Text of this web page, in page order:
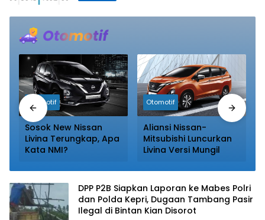
Otomotif
Sosok New Nissan
Livina Terungkap, Apa
Kata NMI?
Otomotif
Aliansi Nissan-
Mitsubishi Luncurkan
Livina Versi Mungil
DPP P2B Siapkan Laporan ke Mabes Polri
dan Polda Kepri, Dugaan Tambang Pasir
Ilegal di Bintan Kian Disorot